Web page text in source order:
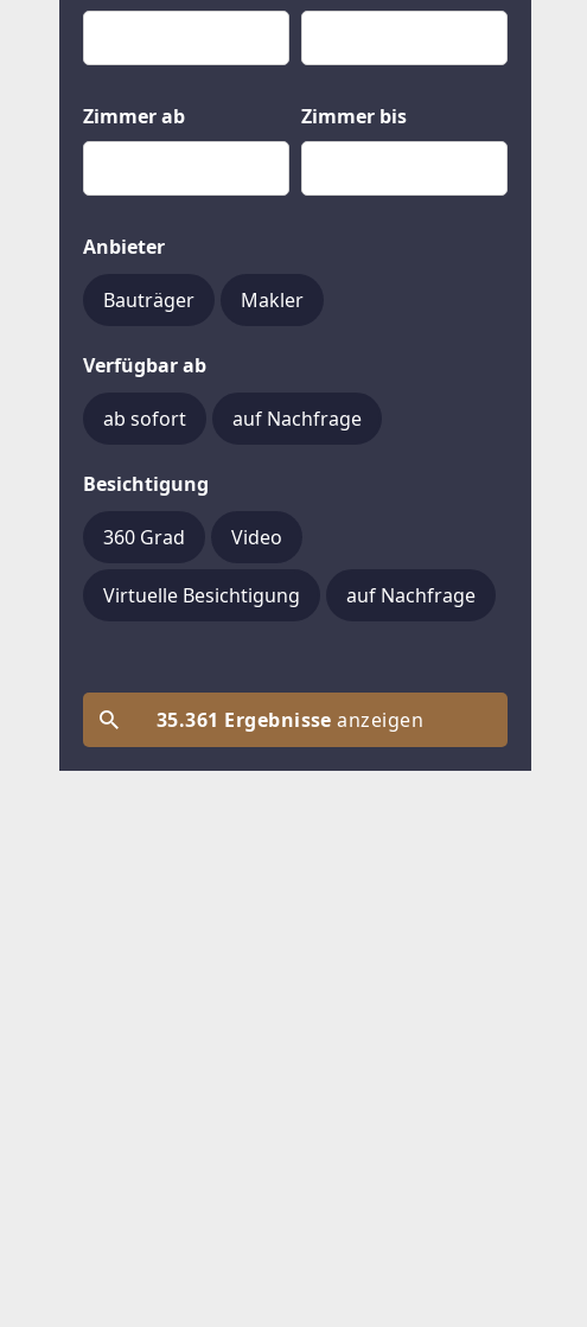
Zimmer ab Zimmer bis
Anbieter
Bauträger Makler
Verfügbar ab
ab sofort auf Nachfrage
Besichtigung
360 Grad Video
Virtuelle Besichtigung auf Nachfrage
35.361 Ergebnisseanzeigen